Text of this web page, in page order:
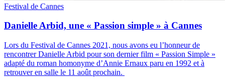
Festival de Cannes
Danielle Arbid, une « Passion simple » à Cannes
Lors du Festival de Cannes 2021, nous avons eu l’honneur de
rencontrer Danielle Arbid pour son dernier film « Passion Simple »
adapté du roman homonyme d’Annie Ernaux paru en 1992 et à
retrouver en salle le 11 août prochain.